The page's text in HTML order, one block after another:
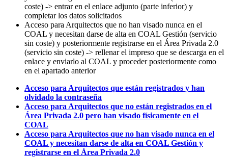
coste) -> entrar en el enlace adjunto (parte inferior) y
completar los datos solicitados
Acceso para Arquitectos que no han visado nunca en el
COAL y necesitan darse de alta en COAL Gestión (servicio
sin coste) y posteriormente registrarse en el Área Privada 2.0
(servicio sin coste) -> rellenar el impreso que se descarga en el
enlace y enviarlo al COAL y proceder posteriormente como
en el apartado anterior
Acceso para Arquitectos que están registrados y han
olvidado la contraseña
Acceso para Arquitectos que no están registrados en el
Área Privada 2.0 pero han visado físicamente en el
COAL
Acceso para Arquitectos que no han visado nunca en el
COAL y necesitan darse de alta en COAL Gestión y
registrarse en el Área Privada 2.0